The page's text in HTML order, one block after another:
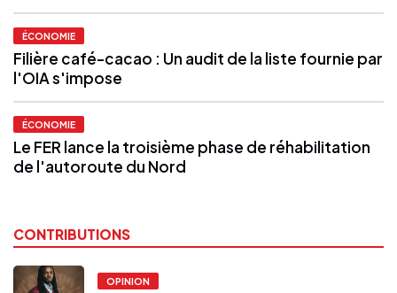
ÉCONOMIE
Filière café-cacao : Un audit de la liste fournie par
l'OIA s'impose
ÉCONOMIE
Le FER lance la troisième phase de réhabilitation
de l'autoroute du Nord
CONTRIBUTIONS
OPINION